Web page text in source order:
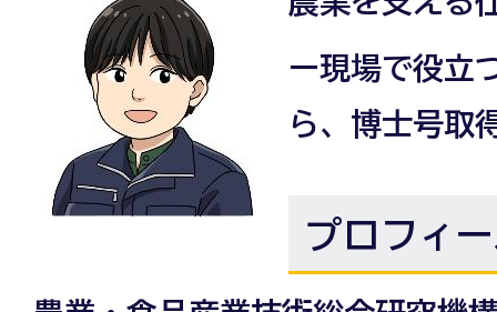
ー現場で役立
ら、博士号取
プロフィ